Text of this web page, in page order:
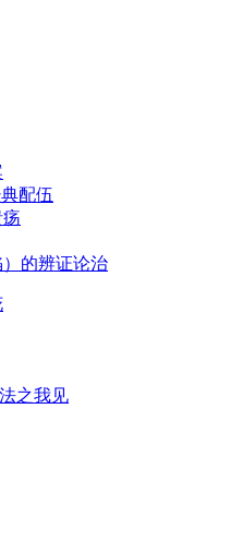
配伍
的辨证论治
之我见